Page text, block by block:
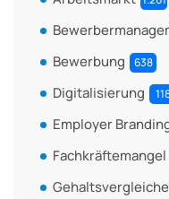
Bewerbung 638
Digitalisierung
Employer
Fachkräftemangel
Gehaltsvergleiche